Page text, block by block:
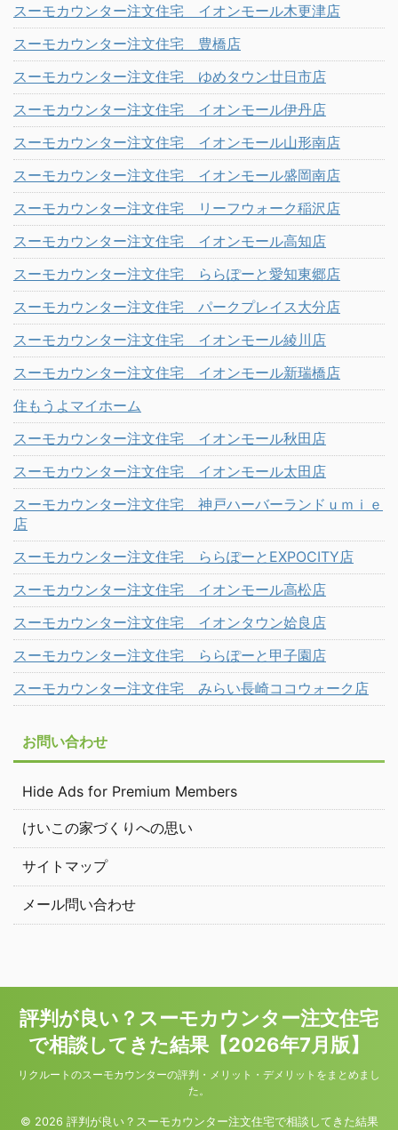
スーモカウンター注文住宅 イオンモール木更津店
スーモカウンター注文住宅 豊橋店
スーモカウンター注文住宅 ゆめタウン廿日市店
スーモカウンター注文住宅 イオンモール伊丹店
スーモカウンター注文住宅 イオンモール山形南店
スーモカウンター注文住宅 イオンモール盛岡南店
スーモカウンター注文住宅 リーフウォーク稲沢店
スーモカウンター注文住宅 イオンモール高知店
スーモカウンター注文住宅 ららぽーと愛知東郷店
スーモカウンター注文住宅 パークプレイス大分店
スーモカウンター注文住宅 イオンモール綾川店
スーモカウンター注文住宅 イオンモール新瑞橋店
住もうよマイホーム
スーモカウンター注文住宅 イオンモール秋田店
スーモカウンター注文住宅 イオンモール太田店
スーモカウンター注文住宅 神戸ハーバーランドｕｍｉｅ
店
スーモカウンター注文住宅 ららぽーとEXPOCITY店
スーモカウンター注文住宅 イオンモール高松店
スーモカウンター注文住宅 イオンタウン姶良店
スーモカウンター注文住宅 ららぽーと甲子園店
スーモカウンター注文住宅 みらい長崎ココウォーク店
お問い合わせ
Hide Ads for Premium Members
けいこの家づくりへの思い
サイトマップ
メール問い合わせ
評判が良い？スーモカウンター注文住宅
で相談してきた結果【2026年7月版】
リクルートのスーモカウンターの評判・メリット・デメリットをまとめまし
た。
© 2026 評判が良い？スーモカウンター注文住宅で相談してきた結果